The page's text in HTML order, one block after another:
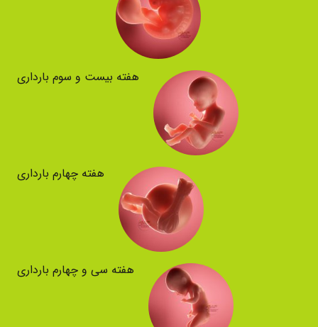
هفته بیست و سوم بارداری
هفته چهارم بارداری
هفته سی و چهارم بارداری